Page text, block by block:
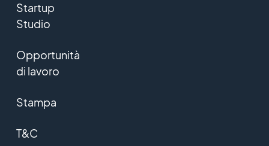
Startup
Studio
Opportunità
di lavoro
Stampa
T&C